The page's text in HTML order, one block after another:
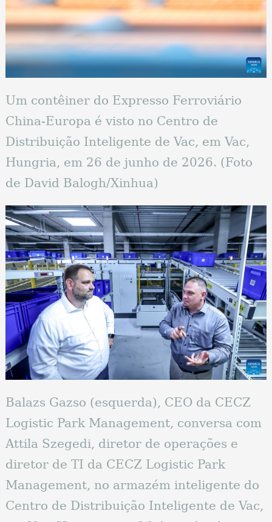
Um contêiner do Expresso Ferroviário
China-Europa é visto no Centro de
Distribuição Inteligente de Vac, em Vac,
Hungria, em 26 de junho de 2026. (Foto
de David Balogh/Xinhua)
Balazs Gazso (esquerda), CEO da CECZ
Logistic Park Management, conversa com
Attila Szegedi, diretor de operações e
diretor de TI da CECZ Logistic Park
Management, no armazém inteligente do
Centro de Distribuição Inteligente de Vac,